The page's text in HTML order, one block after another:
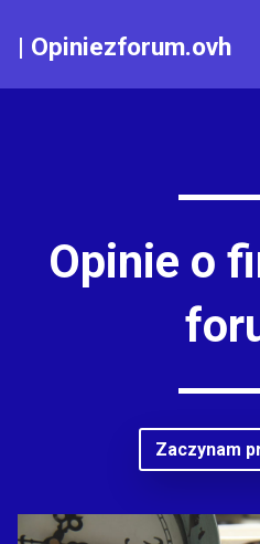
| Opiniezforum.ovh
Opinie o
Zaczynam